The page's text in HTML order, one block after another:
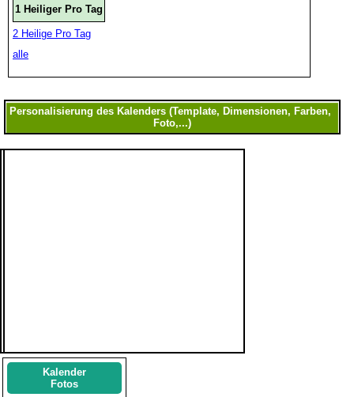
1 Heiliger Pro Tag
2 Heilige Pro Tag
alle
Kalender
Fotos